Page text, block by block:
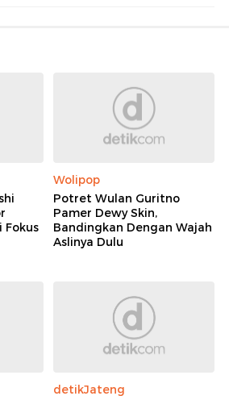
Fokus
Wolipop
Potret Wulan Guritno
Pamer Dewy Skin,
Bandingkan Dengan Wajah
Aslinya Dulu
detikJateng